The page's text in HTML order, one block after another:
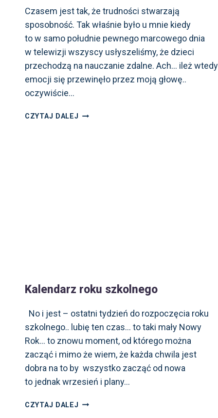
MAMA
Czasem jest tak, że trudności stwarzają
sposobność. Tak właśnie było u mnie kiedy
to w samo południe pewnego marcowego dnia
w telewizji wszyscy usłyszeliśmy, że dzieci
przechodzą na nauczanie zdalne. Ach… ileż wtedy
emocji się przewinęło przez moją głowę..
oczywiście…
CZYTAJ DALEJ CLASSROOM
Kalendarz roku szkolnego
No i jest – ostatni tydzień do rozpoczęcia roku
szkolnego.. lubię ten czas… to taki mały Nowy
Rok… to znowu moment, od którego można
zacząć i mimo że wiem, że każda chwila jest
dobra na to by wszystko zacząć od nowa
to jednak wrzesień i plany…
CZYTAJ DALEJ KALENDARZ